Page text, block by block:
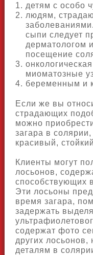
детям с особо
людям,
сыпи следует
дерматологом
посещение
миоматозные
беременным и
Если же вы
страдающих
можно
загара в
красивый,
Клиенты могут
лосьонов,
способствующих
Эти лосьоны
время загара,
задержать
содержат фото
других
деталям в